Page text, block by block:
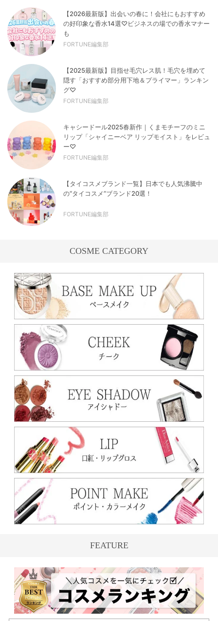
【2026最新版】出会いの春に！会社にもおすすめ
の好印象な香水14選♡ビジネスの場での香水マナー
も
FORTUNE編集部
【2025最新版】目指せ毛穴レス肌！毛穴を埋めて
隠す「おすすめ部分用下地＆プライマー」ランキン
グ♡
FORTUNE編集部
キャシードール2025春新作｜くまモチーフのミニ
リップ「シャイニーベア リップモイスト」をレビュ
ー♡
FORTUNE編集部
【タイコスメブランド一覧】日本でも人気沸騰中
の“タイコスメ”ブランド20選！
FORTUNE編集部
COSME CATEGORY
FEATURE